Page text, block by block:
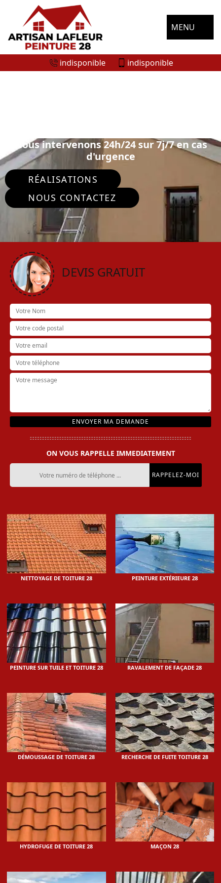
MENU
indisponible indisponible
Nous intervenons 24h/24 sur 7j/7 en cas
d'urgence
RÉALISATIONS
NOUS CONTACTEZ
DEVIS GRATUIT
ON VOUS RAPPELLE IMMEDIATEMENT
NETTOYAGE DE TOITURE 28 PEINTURE EXTÉRIEURE 28
PEINTURE SUR TUILE ET TOITURE 28 RAVALEMENT DE FAÇADE 28
DÉMOUSSAGE DE TOITURE 28 RECHERCHE DE FUITE TOITURE 28
HYDROFUGE DE TOITURE 28 MAÇON 28